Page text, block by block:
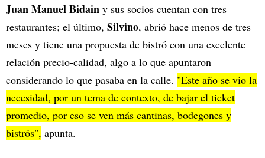
Juan Manuel Bidain y sus socios cuentan con tres
restaurantes; el último, Silvino, abrió hace menos de tres
meses y tiene una propuesta de bistró con una excelente
relación precio-calidad, algo a lo que apuntaron
considerando lo que pasaba en la calle. "Este año se vio la
necesidad, por un tema de contexto, de bajar el ticket
promedio, por eso se ven más cantinas, bodegones y
bistrós", apunta.